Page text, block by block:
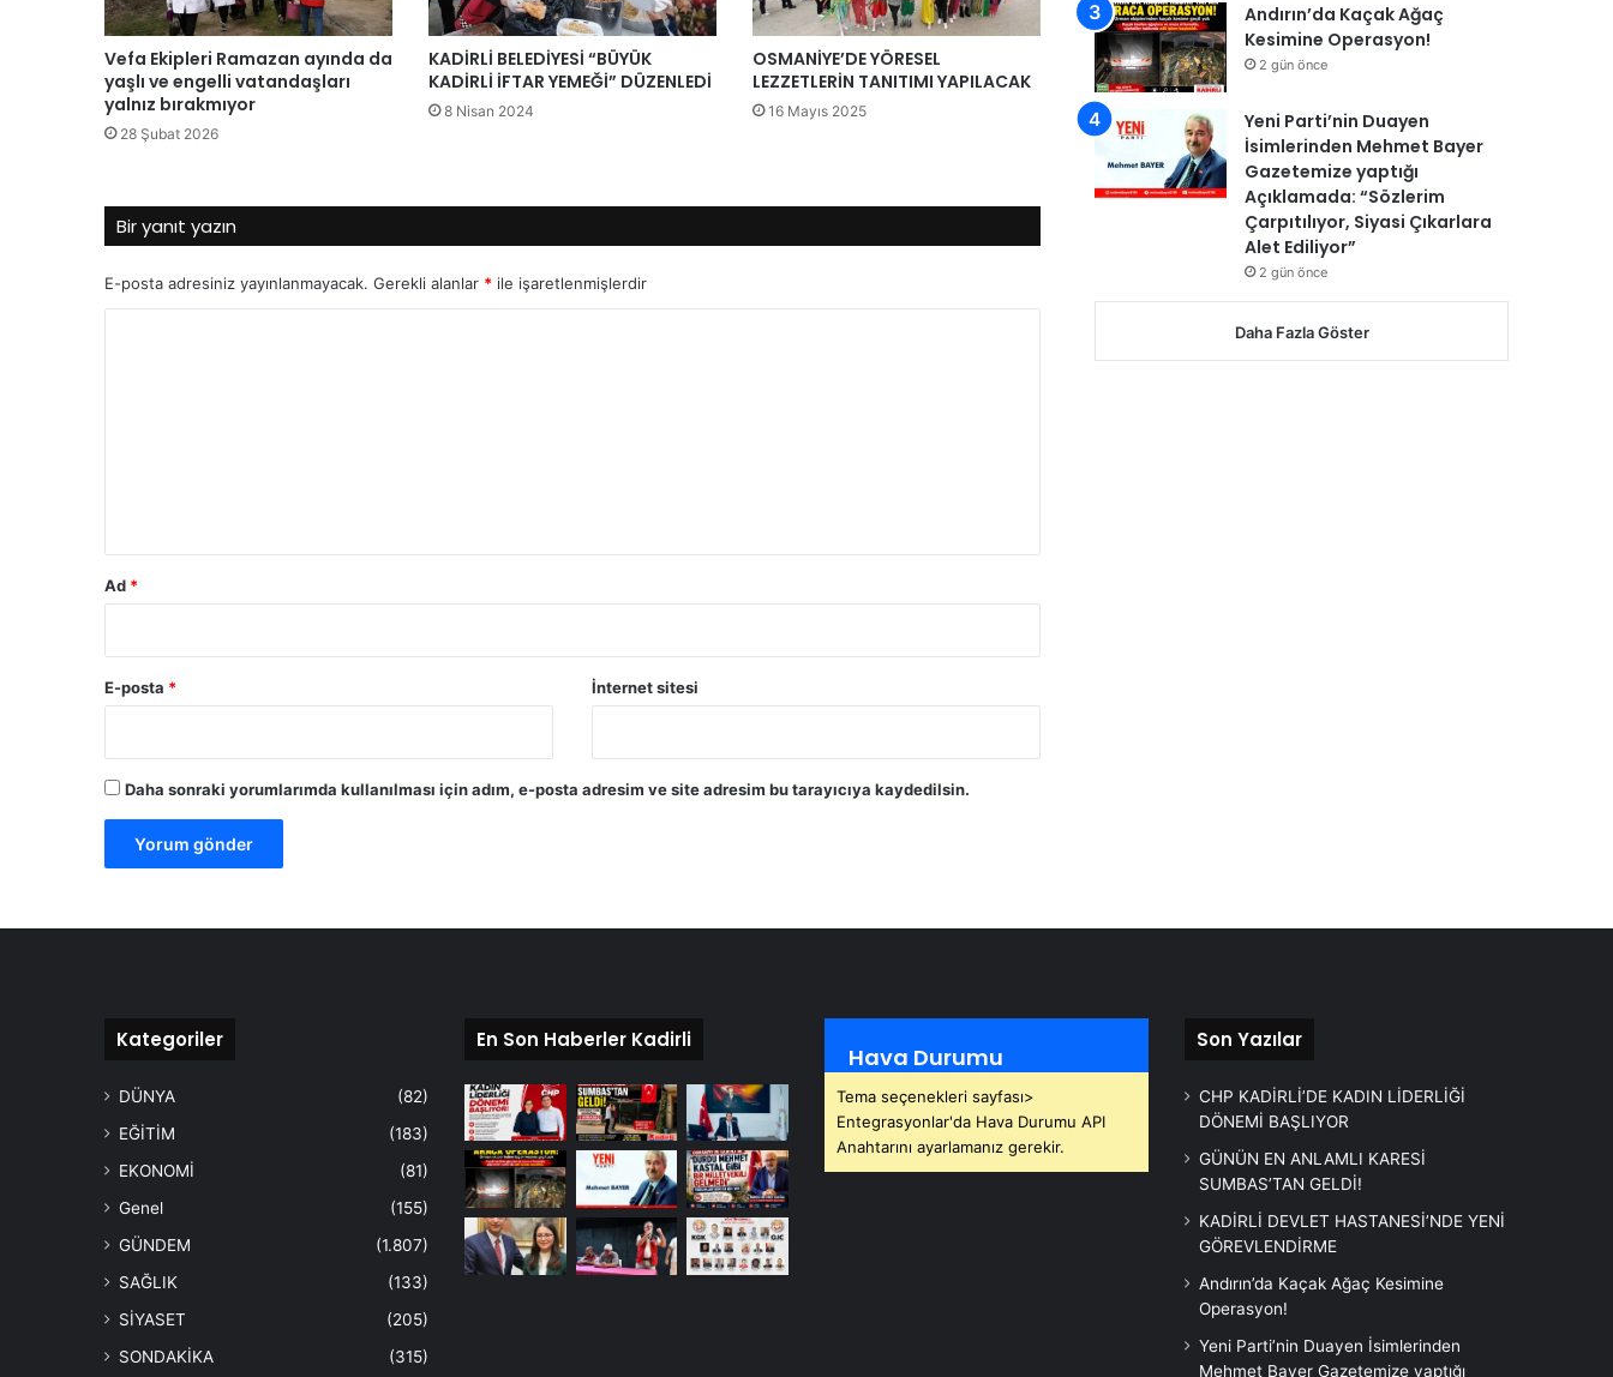
Vefa Ekipleri Ramazan ayında da
yaşlı ve engelli vatandaşları
yalnız bırakmıyor
28 Şubat 2026
KADİRLİ BELEDİYESİ “BÜYÜK
KADİRLİ İFTAR YEMEĞİ” DÜZENLEDİ
8 Nisan 2024
OSMANİYE’DE YÖRESEL
LEZZETLERİN TANITIMI YAPILACAK
16 Mayıs 2025
Bir yanıt yazın
E-posta adresiniz yayınlanmayacak. Gerekli alanlar * ile işaretlenmişlerdir
Ad *
E-posta * İnternet sitesi
Daha sonraki yorumlarımda kullanılması için adım, e-posta adresim ve site adresim bu tarayıcıya kaydedilsin.
Andırın’da Kaçak Ağaç
Kesimine Operasyon!
2 gün önce
Yeni Parti’nin Duayen
İsimlerinden Mehmet Bayer
Gazetemize yaptığı
Açıklamada: “Sözlerim
Çarpıtılıyor, Siyasi Çıkarlara
Alet Ediliyor”
2 gün önce
Daha Fazla Göster
Kategoriler
DÜNYA
(82)
EĞİTİM
(183)
EKONOMİ
(81)
Genel
(155)
GÜNDEM
(1.807)
SAĞLIK
(133)
SİYASET
(205)
SONDAKİKA
(315)
En Son Haberler Kadirli
Hava Durumu
Tema seçenekleri sayfası>
Entegrasyonlar'da Hava Durumu API
Anahtarını ayarlamanız gerekir.
Son Yazılar
CHP KADİRLİ’DE KADIN LİDERLİĞİ
DÖNEMİ BAŞLIYOR
GÜNÜN EN ANLAMLI KARESİ
SUMBAS’TAN GELDİ!
KADİRLİ DEVLET HASTANESİ’NDE YENİ
GÖREVLENDİRME
Andırın’da Kaçak Ağaç Kesimine
Operasyon!
Yeni Parti’nin Duayen İsimlerinden
Mehmet Bayer Gazetemize yaptığı